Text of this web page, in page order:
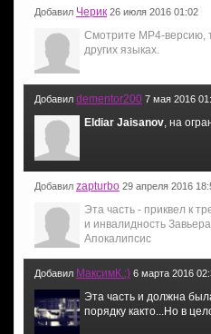
Добавил Черик 26 июля 2016 01:02
Смотрите МР4-версию,
других языках.
Добавил dementor200 7 мая 2016
Eldiar Jaisanov , на
Добавил zapturbo 29 апреля 2016
Эта часть - приквел к
и инвалидность
Апокалипсис
Добавил МаксимК.:) 6 марта 2016
Эта часть и должна
порядку както...Но в